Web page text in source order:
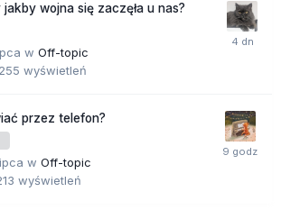
wojna się zaczęła u nas?
w Off-topic
wyświetleń
przez telefon?
w Off-topic
wyświetleń